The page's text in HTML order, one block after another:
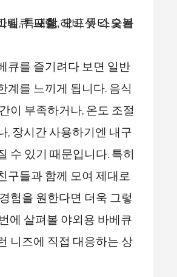
큐를 즐기려다 보면 일반
계를 느끼게 됩니다. 음식
이 부족하거나, 온도 조절
, 장시간 사용하기엔 내구
수 있기 때문입니다. 특히
구들과 함께 모여 제대로
험을 원한다면 더욱 그렇
에 살펴볼 야외용 바베큐
니즈에 직접 대응하는 상